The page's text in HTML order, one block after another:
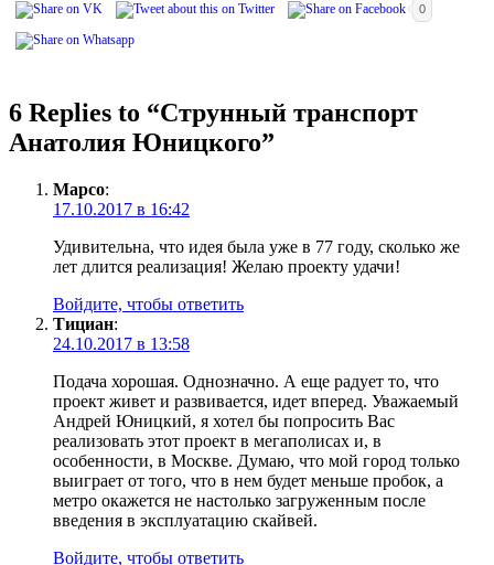
0
6 Replies to “Струнный транспорт
Анатолия Юницкого”
Марсо:
17.10.2017 в 16:42
Удивительна, что идея была уже в 77 году, сколько же
лет длится реализация! Желаю проекту удачи!
Войдите, чтобы ответить
Тициан:
24.10.2017 в 13:58
Подача хорошая. Однозначно. А еще радует то, что
проект живет и развивается, идет вперед. Уважаемый
Андрей Юницкий, я хотел бы попросить Вас
реализовать этот проект в мегаполисах и, в
особенности, в Москве. Думаю, что мой город только
выиграет от того, что в нем будет меньше пробок, а
метро окажется не настолько загруженным после
введения в эксплуатацию скайвей.
Войдите, чтобы ответить